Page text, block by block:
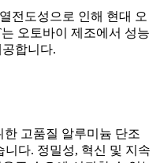
전도성으로 인해 현대 오
오토바이 제조에서 성능
합니다.
고품질 알루미늄 단조
다. 정밀성, 혁신 및 지속